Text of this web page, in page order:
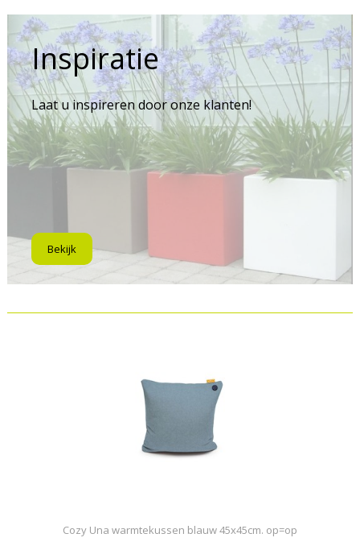
Inspiratie
Laat u inspireren door onze klanten!
Bekijk
Cozy Una warmtekussen blauw 45x45cm. op=op